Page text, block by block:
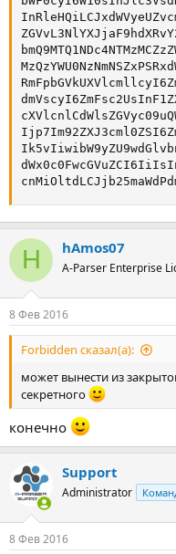
H hAmos07
A-Parser Enterprise
8 Фев 2016
Forbidden сказал(а):
может вынести из
секретного
конечно
Support
Administrator
8 Фев 2016